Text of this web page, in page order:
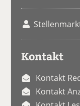
Kontakt
Kontakt
Kontakt